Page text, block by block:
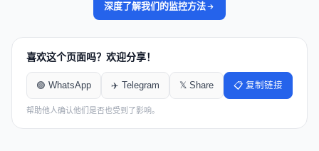
深度了解我们的监控方法
喜欢这个页面吗？欢迎分享！
🟢 WhatsApp ✈️ Telegram 𝕏 Share 📋 复制链接
帮助他人确认他们是否也受到了影响。